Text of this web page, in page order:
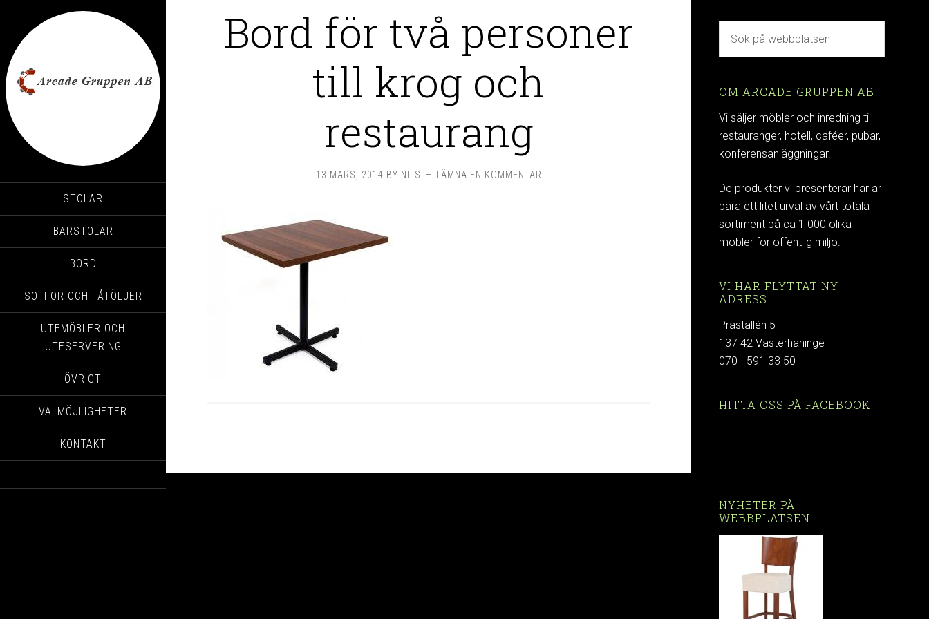
STOLAR
BARSTOLAR
BORD
SOFFOR OCH FÅTÖLJER
UTEMÖBLER OCH
UTESERVERING
ÖVRIGT
VALMÖJLIGHETER
KONTAKT
Bord för två personer
till krog och
restaurang
13 MARS, 2014 BY NILS LÄMNA EN KOMMENTAR
OM ARCADE GRUPPEN AB
Vi säljer möbler och inredning till
restauranger, hotell, caféer, pubar,
konferensanläggningar.
De produkter vi presenterar här är
bara ett litet urval av vårt totala
sortiment på ca 1 000 olika
möbler för offentlig miljö.
VI HAR FLYTTAT NY
ADRESS
Prästallén 5
137 42 Västerhaninge
070 - 591 33 50
HITTA OSS PÅ FACEBOOK
NYHETER PÅ
WEBBPLATSEN